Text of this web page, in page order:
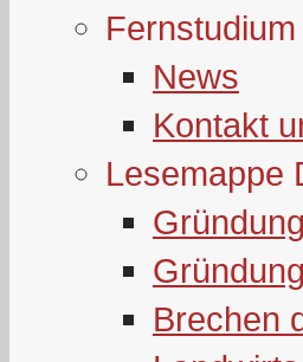
News
Kontakt
Lesemappe
Brechen